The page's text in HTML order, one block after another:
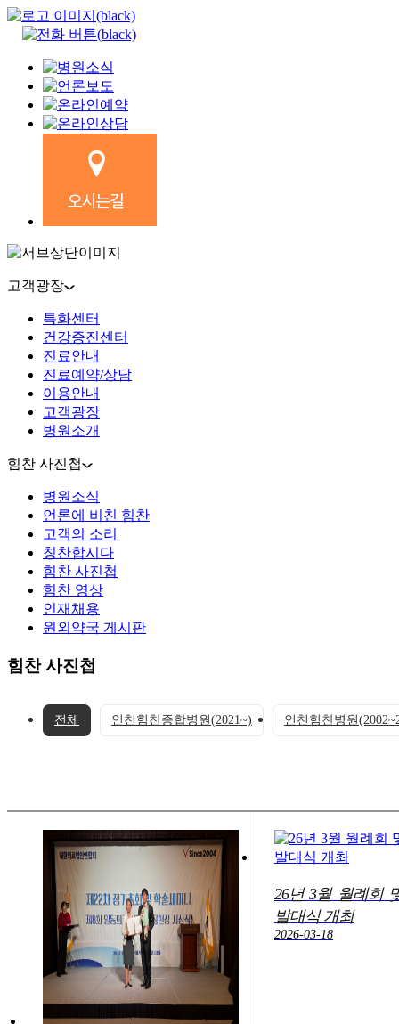
고객광장
특화센터
건강증진센터
진료안내
진료예약/상담
이용안내
고객광장
병원소개
힘찬 사진첩
병원소식
언론에 비친 힘찬
고객의 소리
칭찬합시다
힘찬 사진첩
힘찬 영상
인재채용
원외약국 게시판
힘찬 사진첩
전체 인천힘찬종합병원(2021~) 인천힘찬병원
26년 3월 월례회
발대식 개최
2026-03-18